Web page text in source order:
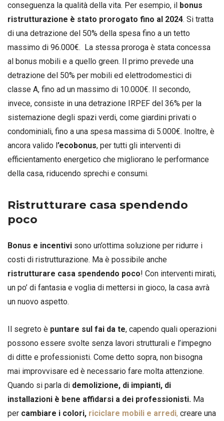
conseguenza la qualità della vita. Per esempio, il bonus
ristrutturazione è stato prorogato fino al 2024. Si tratta
di una detrazione del 50% della spesa fino a un tetto
massimo di 96.000€. La stessa proroga è stata concessa
al bonus mobili e a quello green. Il primo prevede una
detrazione del 50% per mobili ed elettrodomestici di
classe A, fino ad un massimo di 10.000€. Il secondo,
invece, consiste in una detrazione IRPEF del 36% per la
sistemazione degli spazi verdi, come giardini privati o
condominiali, fino a una spesa massima di 5.000€. Inoltre, è
ancora valido l’ecobonus, per tutti gli interventi di
efficientamento energetico che migliorano le performance
della casa, riducendo sprechi e consumi.
Ristrutturare casa spendendo
poco
Bonus e incentivi sono un’ottima soluzione per ridurre i
costi di ristrutturazione. Ma è possibile anche
ristrutturare casa spendendo poco! Con interventi mirati,
un po’ di fantasia e voglia di mettersi in gioco, la casa avrà
un nuovo aspetto.
Il segreto è puntare sul fai da te, capendo quali operazioni
possono essere svolte senza lavori strutturali e l’impegno
di ditte e professionisti. Come detto sopra, non bisogna
mai improvvisare ed è necessario fare molta attenzione.
Quando si parla di demolizione, di impianti, di
installazioni è bene affidarsi a dei professionisti. Ma
per cambiare i colori, riciclare mobili e arredi, creare una